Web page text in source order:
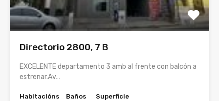
Directorio 2800, 7 B
EXCELENTE departamento 3 amb al frente con balcón a
estrenar.Av…
Habitacións
Baños
Superficie